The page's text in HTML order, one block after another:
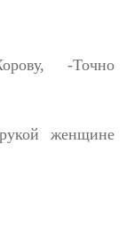
-Точно
женщине